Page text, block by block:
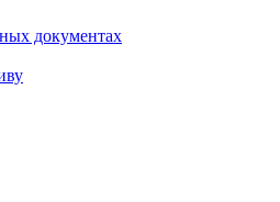
документах